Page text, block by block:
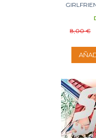
8,00 €